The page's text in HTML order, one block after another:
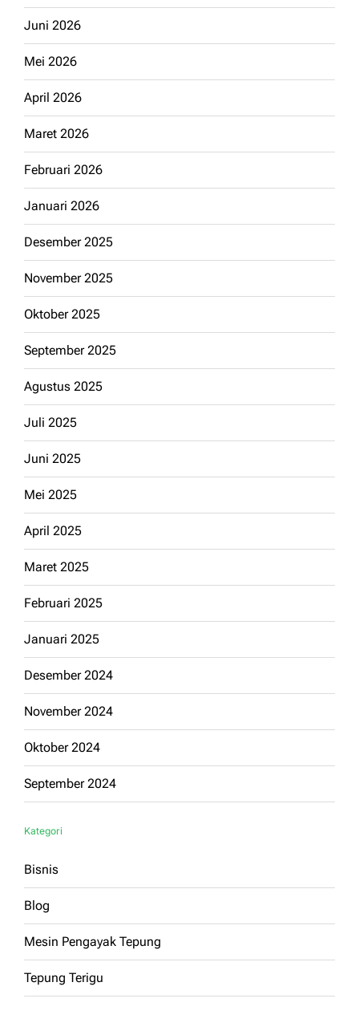
Juni 2026
Mei 2026
April 2026
Maret 2026
Februari 2026
Januari 2026
Desember 2025
November 2025
Oktober 2025
September 2025
Agustus 2025
Juli 2025
Juni 2025
Mei 2025
April 2025
Maret 2025
Februari 2025
Januari 2025
Desember 2024
November 2024
Oktober 2024
September 2024
Kategori
Bisnis
Blog
Mesin Pengayak Tepung
Tepung Terigu